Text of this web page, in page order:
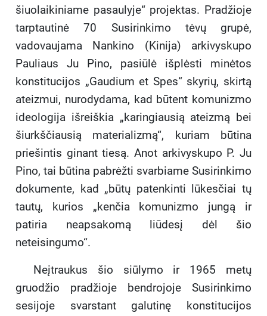
šiuolaikiniame pasaulyje“ projektas. Pradžioje
tarptautinė 70 Susirinkimo tėvų grupė,
vadovaujama Nankino (Kinija) arkivyskupo
Pauliaus Ju Pino, pasiūlė išplėsti minėtos
konstitucijos „Gaudium et Spes“ skyrių, skirtą
ateizmui, nurodydama, kad būtent komunizmo
ideologija išreiškia „karingiausią ateizmą bei
šiurkščiausią materializmą“, kuriam būtina
priešintis ginant tiesą. Anot arkivyskupo P. Ju
Pino, tai būtina pabrėžti svarbiame Susirinkimo
dokumente, kad „būtų patenkinti lūkesčiai tų
tautų, kurios „kenčia komunizmo jungą ir
patiria neapsakomą liūdesį dėl šio
neteisingumo“.
Neįtraukus šio siūlymo ir 1965 metų
gruodžio pradžioje bendrojoje Susirinkimo
sesijoje svarstant galutinę konstitucijos